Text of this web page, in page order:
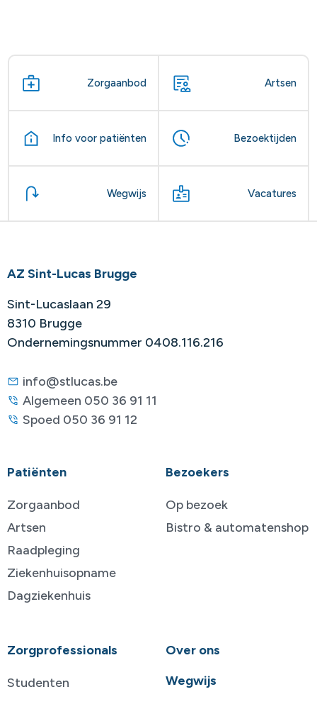
Zorgaanbod Artsen
Info voor patiënten Bezoektijden
Wegwijs Vacatures
AZ Sint-Lucas Brugge
Sint-Lucaslaan 29
8310 Brugge
Ondernemingsnummer 0408.116.216
info@stlucas.be
Algemeen 050 36 91 11
Spoed 050 36 91 12
Patiënten
Zorgaanbod
Artsen
Raadpleging
Ziekenhuisopname
Dagziekenhuis
Bezoekers
Op bezoek
Bistro & automatenshop
Zorgprofessionals
Studenten
Over ons
Wegwijs